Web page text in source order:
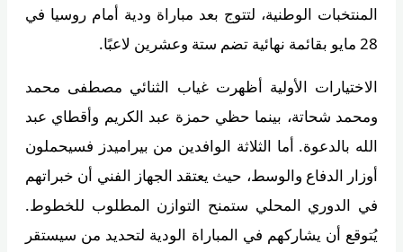
المنتخبات الوطنية، لتتوج بعد مباراة ودية أمام روسيا في
28 مايو بقائمة نهائية تضم ستة وعشرين لاعبًا.
الاختيارات الأولية أظهرت غياب الثنائي مصطفى محمد
ومحمد شحاتة، بينما حظي حمزة عبد الكريم وأقطاي عبد
الله بالدعوة. أما الثلاثة الوافدين من بيراميدز فسيحملون
أوزار الدفاع والوسط، حيث يعتقد الجهاز الفني أن خبراتهم
في الدوري المحلي ستمنح التوازن المطلوب للخطوط.
يُتوقع أن يشاركهم في المباراة الودية لتحديد من سيستقر